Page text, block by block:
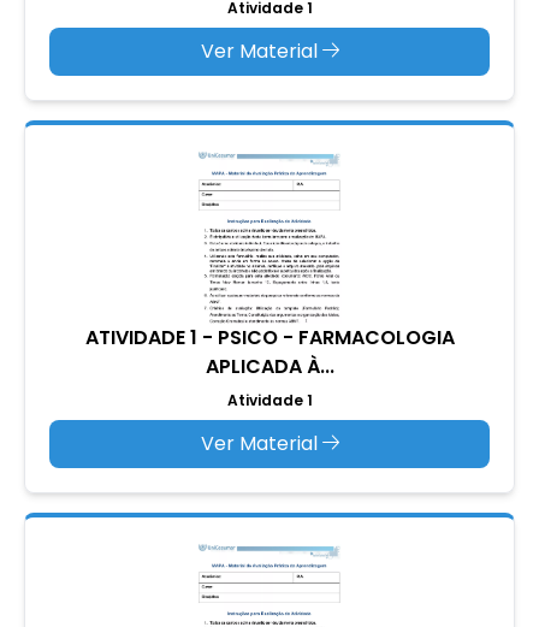
Atividade 1
Ver Material
ATIVIDADE 1 - PSICO - FARMACOLOGIA
APLICADA À...
Atividade 1
Ver Material